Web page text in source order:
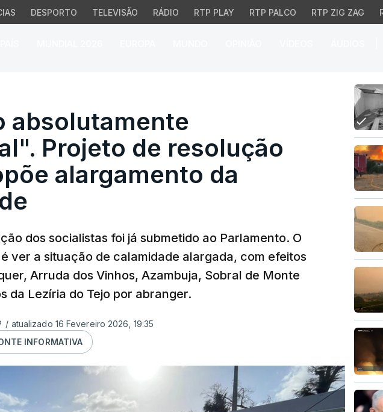
DESPORTO TELEVISÃO RÁDIO RTP PLAY RTP PALCO RTP ZIG ZAG
excecional".
absolutamente
Projeto de resolução
alargamento da
dos socialistas foi já submetido ao Parlamento. O
ver a situação de calamidade alargada, com efeitos
Arruda dos Vinhos, Azambuja, Sobral de Monte
da Lezíria do Tejo por abranger.
/ atualizado 16 Fevereiro 2026, 19:35
INFORMATIVA